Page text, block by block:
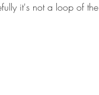
it's not a loop of the